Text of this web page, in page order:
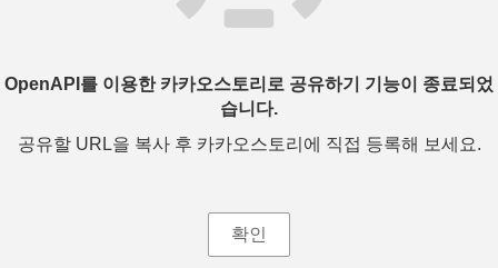
OpenAPI를 이용한 카카오스토리로 공유하기 기능이 종료되었
습니다.
공유할 URL을 복사 후 카카오스토리에 직접 등록해 보세요.
확인